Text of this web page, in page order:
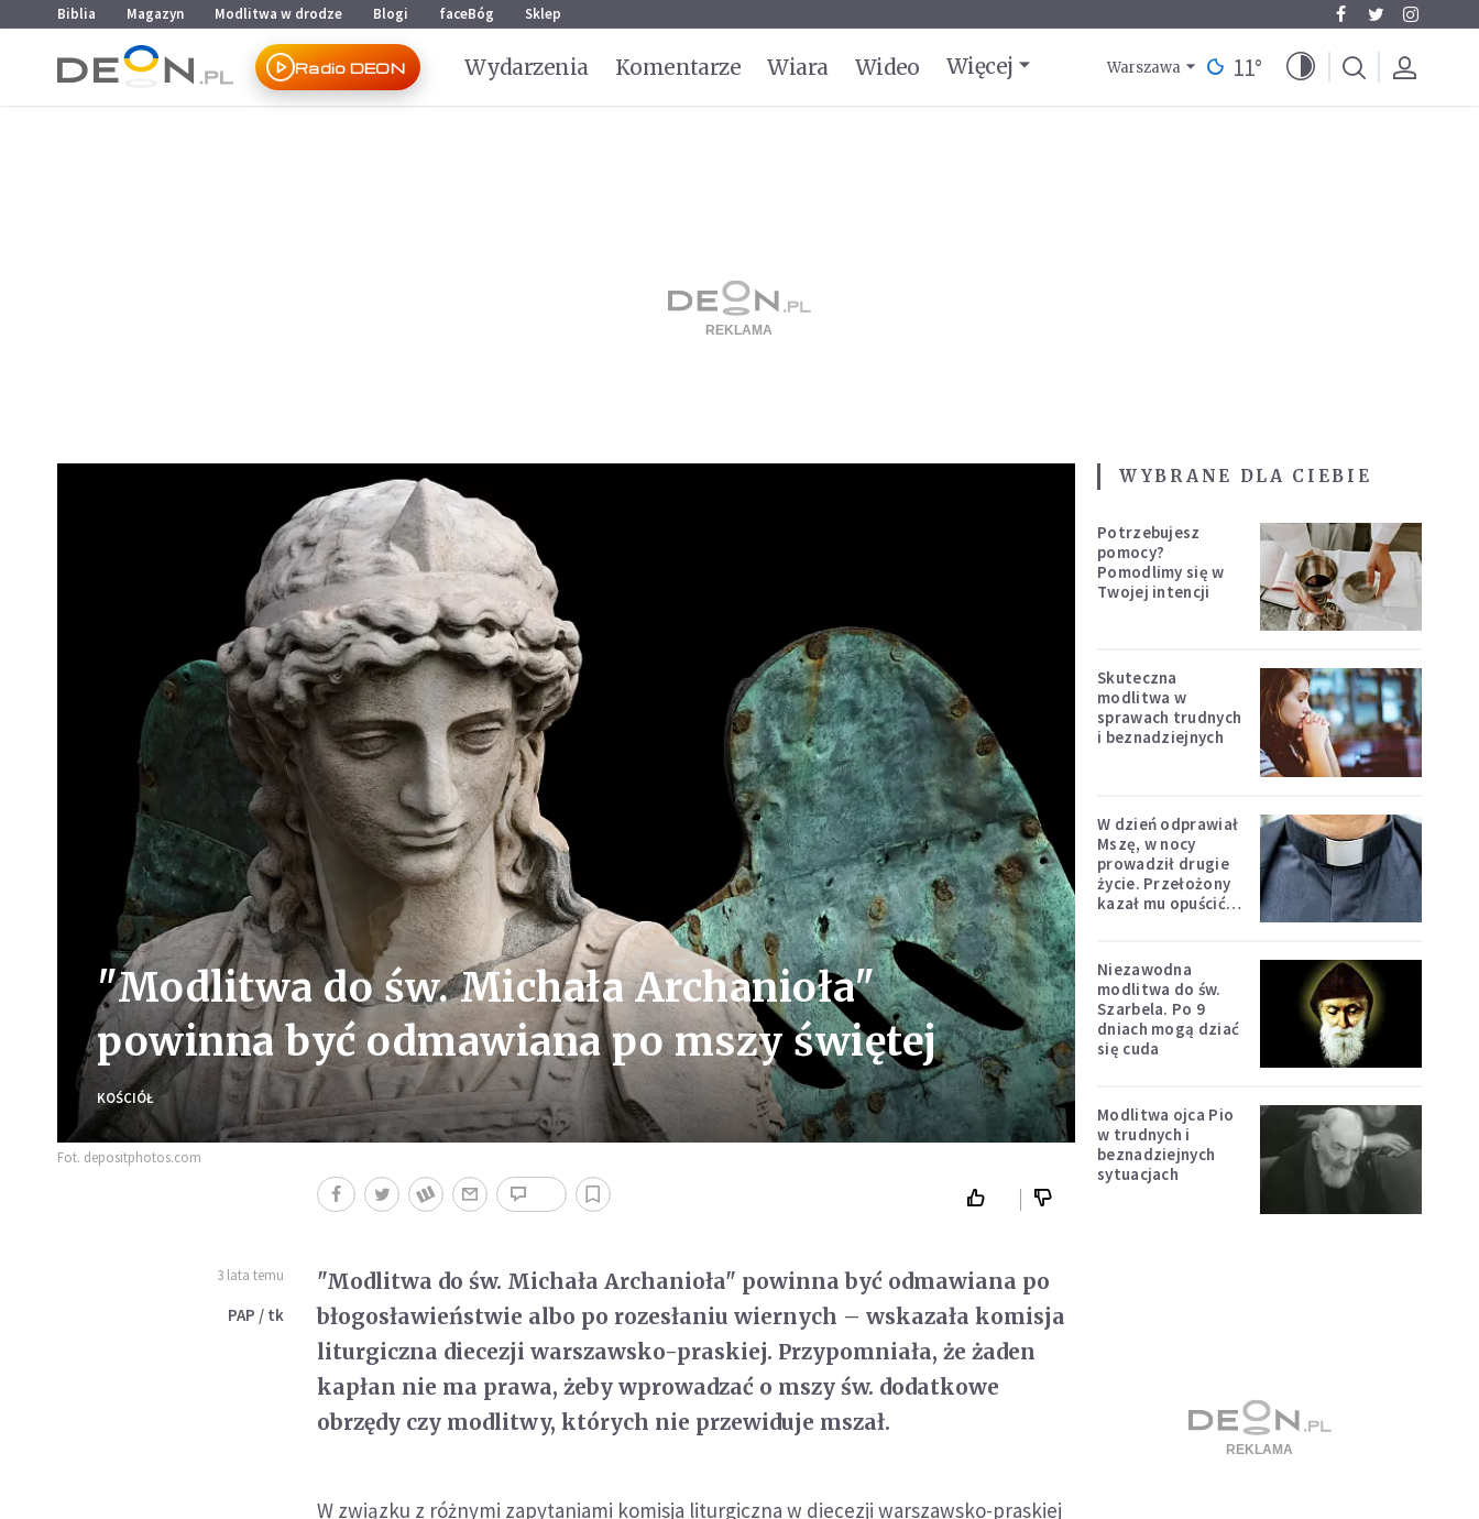
Przejdź do menu głównego
Przejdź do treści
Biblia Magazyn Modlitwa w drodze Blogi faceBóg Sklep
Radio DEON Wydarzenia Komentarze Wiara Wideo Więcej Warszawa 11°
"Modlitwa do św. Michała Archanioła"
powinna być odmawiana po mszy świętej
KOŚCIÓŁ
Fot. depositphotos.com
3 lata temu
PAP / tk
"Modlitwa do św. Michała Archanioła" powinna być odmawiana po
błogosławieństwie albo po rozesłaniu wiernych – wskazała komisja
liturgiczna diecezji warszawsko-praskiej. Przypomniała, że żaden
kapłan nie ma prawa, żeby wprowadzać o mszy św. dodatkowe
obrzędy czy modlitwy, których nie przewiduje mszał.
W związku z różnymi zapytaniami komisja liturgiczna w diecezji warszawsko-praskiej
WYBRANE DLA CIEBIE
Potrzebujesz
pomocy?
Pomodlimy się w
Twojej intencji
Skuteczna
modlitwa w
sprawach trudnych
i beznadziejnych
W dzień odprawiał
Mszę, w nocy
prowadził drugie
życie. Przełożony
kazał mu opuścić
Niezawodna
modlitwa do św.
Szarbela. Po 9
dniach mogą dziać
się cuda
Modlitwa ojca Pio
w trudnych i
beznadziejnych
sytuacjach